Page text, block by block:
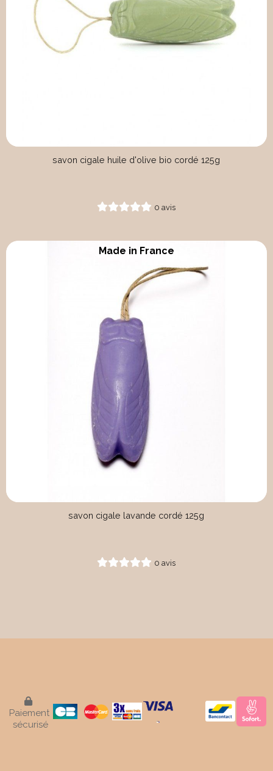
savon cigale huile d'olive bio cordé 125g
0 avis
Made in France
savon cigale lavande cordé 125g
0 avis

Paiement
sécurisé